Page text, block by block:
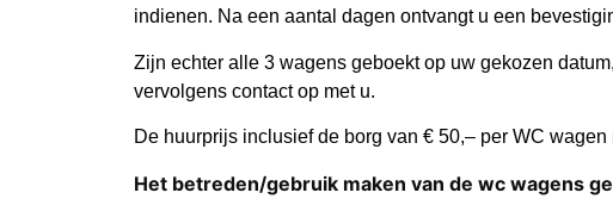
indienen. Na een aantal dagen ontvangt u een
Zijn echter alle 3 wagens geboekt op uw gekozen
vervolgens contact op met u.
De huurprijs inclusief de borg van € 50,– per WC
Het betreden/gebruik maken van de wc wagens